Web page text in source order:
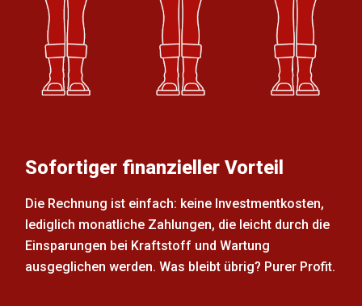
Sofortiger finanzieller Vorteil
Die Rechnung ist einfach: keine Investmentkosten,
lediglich monatliche Zahlungen, die leicht durch die
Einsparungen bei Kraftstoff und Wartung
ausgeglichen werden. Was bleibt übrig? Purer Profit.